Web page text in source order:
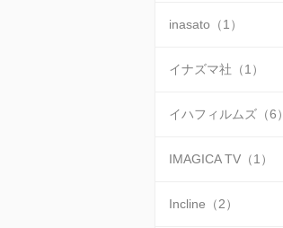
inasato（1）
イナズマ社（1）
イハフィルムズ（6）
IMAGICA TV（1）
Incline（2）